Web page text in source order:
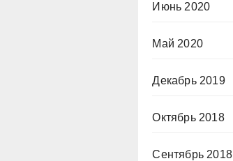
Июнь 2020
Май 2020
Декабрь 2019
Октябрь 2018
Сентябрь 2018